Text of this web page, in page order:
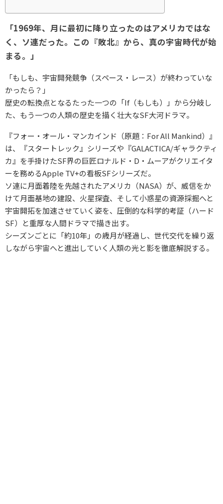
「1969年、月に最初に降り立ったのはアメリカではな
く、ソ連だった。この『敗北』から、真の宇宙時代が始
まる。」
「もしも、宇宙開発競争（スペース・レース）が終わっていな
かったら？」
歴史の転換点となるたった一つの「If（もしも）」から分岐し
た、もう一つの人類の歴史を描く壮大なSF大河ドラマ。
『フォー・オール・マンカインド（原題：For All Mankind）』
は、『スタートレック』シリーズや『GALACTICA/ギャラクティ
カ』を手掛けたSF界の巨匠ロナルド・D・ムーアがクリエイタ
ーを務めるApple TV+の看板SFシリーズだ。
ソ連に月面着陸を先越されたアメリカ（NASA）が、威信をか
けて月面基地の建設、火星探査、そして小惑星の資源採掘へと
宇宙開拓を加速させていく姿を、圧倒的な科学的考証（ハード
SF）と重厚な人間ドラマで描き出す。
シーズンごとに「約10年」の歳月が経過し、世代交代を繰り返
しながら宇宙へと進出していく人類の光と影を徹底解説する。